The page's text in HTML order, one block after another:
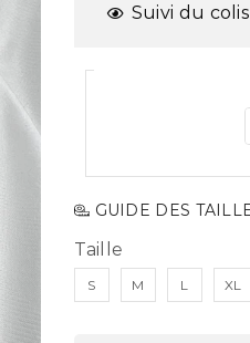
Suivi du
GUIDE DES
Taille
S M L XL